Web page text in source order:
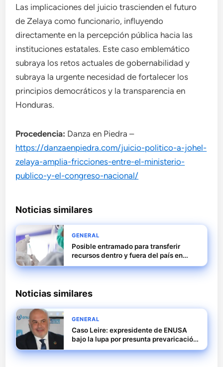
Las implicaciones del juicio trascienden el futuro
de Zelaya como funcionario, influyendo
directamente en la percepción pública hacia las
instituciones estatales. Este caso emblemático
subraya los retos actuales de gobernabilidad y
subraya la urgente necesidad de fortalecer los
principios democráticos y la transparencia en
Honduras.
Procedencia: Danza en Piedra –
https://danzaenpiedra.com/juicio-politico-a-johel-
zelaya-amplia-fricciones-entre-el-ministerio-
publico-y-el-congreso-nacional/
Noticias similares
GENERAL
Posible entramado para transferir
recursos dentro y fuera del país en
salud
Noticias similares
GENERAL
Caso Leire: expresidente de ENUSA
bajo la lupa por presunta prevaricación
y malversación